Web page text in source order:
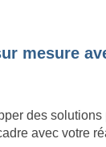
mesure
des
avec votre